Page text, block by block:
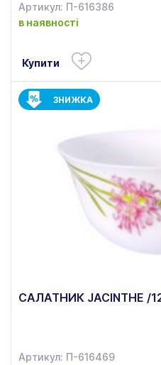
Артикул: П-616386
в наявності
Купити
ЗНИЖКА
САЛАТНИК JACINTHE /
Артикул: П-616469